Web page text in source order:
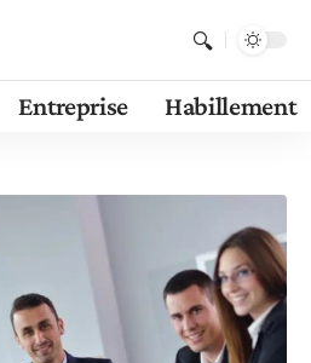
Entreprise Habillement